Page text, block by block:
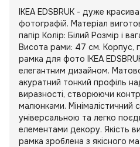
IKEA EDSBRUK - дуже
фотографій. Матеріал
папір Колір: Білий Розмір і
Висота рами: 47 см. Корпус,
рамка для фото IKEA
елегантним дизайном.
акуратний тонкий профіль
виразності, створюючи
малюнками. Мінімалістичний
універсальною та легко
елементами декору. Якість
рамка зроблена з якісного